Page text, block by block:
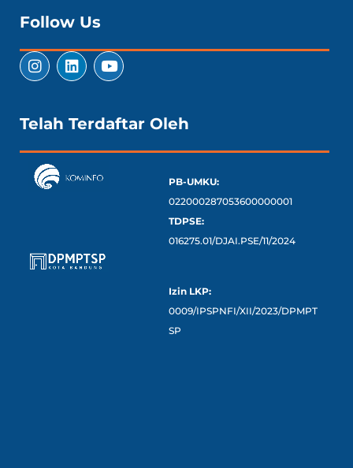
Follow Us
Telah Terdaftar Oleh
PB-UMKU:
022000287053600000001
TDPSE:
016275.01/DJAI.PSE/11/2024
Izin LKP:
0009/IPSPNFI/XII/2023/DPMPT
SP